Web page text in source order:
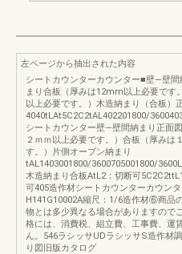
左ページから抽出された内容
シートカウンターカウンター■壁―壁
まり合板（厚みは12mm以上必要です
以上必要です。）木造納まり（合板）
4040tLAt5C2C2tAL402201800/
シートカウンター壁―壁間納まり正面
２ｍｍ以上必要です。）合板（厚みは
す。）片側オープン納まり
tAL1403001800/3600705001800/
木造納まり合板AtL2：切断可
可405造作材シートカウンターカウン
H141G10002A縮尺：1/6造作材⑥商品
物とは多少異なる場合がありますので
格には、消費税、組立費、工事費、運
ん。546ラシッサUDラシッサS造作材
り図旧版カタログ